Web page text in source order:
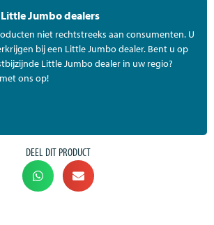
Jumbo dealers
niet rechtstreeks aan consumenten. U
bij een Little Jumbo dealer. Bent u op
Little Jumbo dealer in uw regio?
ons op!
DEEL DIT PRODUCT